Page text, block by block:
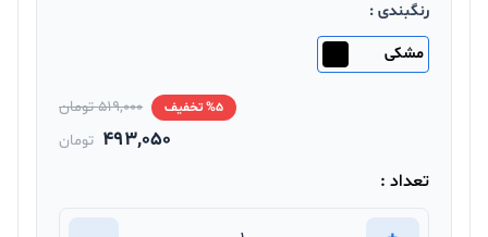
رنگبندی :
مشکی
%5 تخفیف 519,000 تومان
493,050 تومان
تعداد :